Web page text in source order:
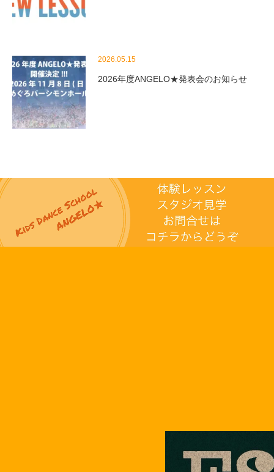
2026.05.15
2026年度ANGELO★発表会のお知らせ